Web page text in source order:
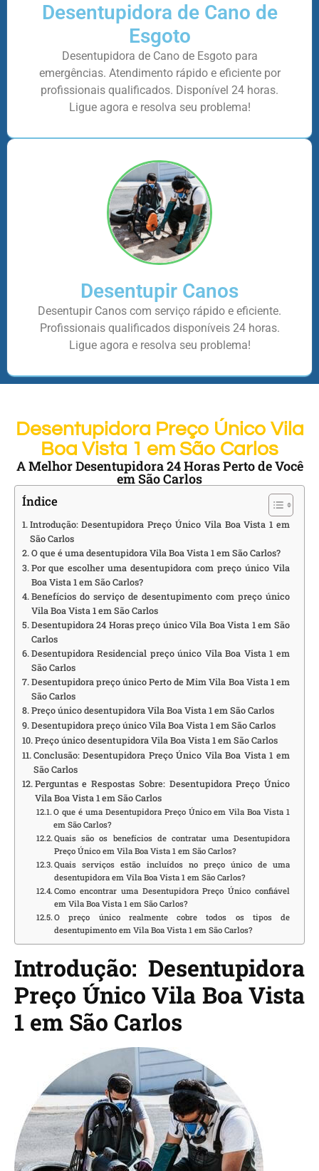
Desentupidora de Cano de
Esgoto
Desentupidora de Cano de Esgoto para
emergências. Atendimento rápido e eficiente por
profissionais qualificados. Disponível 24 horas.
Ligue agora e resolva seu problema!
Desentupir Canos
Desentupir Canos com serviço rápido e eficiente.
Profissionais qualificados disponíveis 24 horas.
Ligue agora e resolva seu problema!
Desentupidora Preço Único Vila
Boa Vista 1 em São Carlos
A Melhor Desentupidora 24 Horas Perto de Você
em São Carlos
Índice
Introdução: Desentupidora Preço Único Vila Boa Vista 1 em
São Carlos
O que é uma desentupidora Vila Boa Vista 1 em São Carlos?
Por que escolher uma desentupidora com preço único Vila
Boa Vista 1 em São Carlos?
Benefícios do serviço de desentupimento com preço único
Vila Boa Vista 1 em São Carlos
Desentupidora 24 Horas preço único Vila Boa Vista 1 em São
Carlos
Desentupidora Residencial preço único Vila Boa Vista 1 em
São Carlos
Desentupidora preço único Perto de Mim Vila Boa Vista 1 em
São Carlos
Preço único desentupidora Vila Boa Vista 1 em São Carlos
Desentupidora preço único Vila Boa Vista 1 em São Carlos
Preço único desentupidora Vila Boa Vista 1 em São Carlos
Conclusão: Desentupidora Preço Único Vila Boa Vista 1 em
São Carlos
Perguntas e Respostas Sobre: Desentupidora Preço Único
Vila Boa Vista 1 em São Carlos
O que é uma Desentupidora Preço Único em Vila Boa Vista 1
em São Carlos?
Quais são os benefícios de contratar uma Desentupidora
Preço Único em Vila Boa Vista 1 em São Carlos?
Quais serviços estão incluídos no preço único de uma
desentupidora em Vila Boa Vista 1 em São Carlos?
Como encontrar uma Desentupidora Preço Único confiável
em Vila Boa Vista 1 em São Carlos?
O preço único realmente cobre todos os tipos de
desentupimento em Vila Boa Vista 1 em São Carlos?
Introdução: Desentupidora
Preço Único Vila Boa Vista
1 em São Carlos